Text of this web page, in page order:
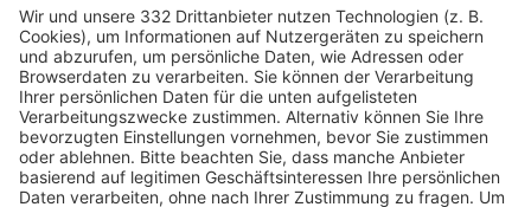
HÄUFIG BESUCHTE SEITEN
Pässe und Vereinswechsel
Trainerausbildung
Schulungsangebot Vereinsmitarbeiter
BFV-Geschäftsstellen